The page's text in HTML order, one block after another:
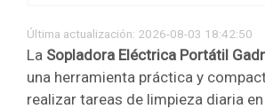
Última actualización: 2026-08-03 18:42:50
La Sopladora Eléctrica Portátil
una herramienta práctica y
realizar tareas de limpieza diaria